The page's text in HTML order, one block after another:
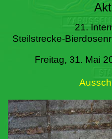
Literatur
Termine
21.
Steilstrecke-
Freitag, 31. Mai